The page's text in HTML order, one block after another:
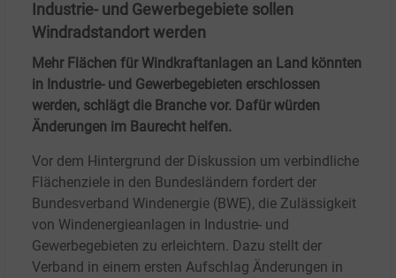
Industrie- und Gewerbegebiete sollen
Windradstandort werden
Mehr Flächen für Windkraftanlagen an Land könnten
in Industrie- und Gewerbegebieten erschlossen
werden, schlägt die Branche vor. Dafür würden
Änderungen im Baurecht helfen.
Vor dem Hintergrund der Diskussion um verbindliche
Flächenziele in den Bundesländern fordert der
Bundesverband Windenergie (BWE), die Zulässigkeit
von Windenergieanlagen in Industrie- und
Gewerbegebieten zu erleichtern. Dazu stellt der
Verband in einem ersten Aufschlag Änderungen in